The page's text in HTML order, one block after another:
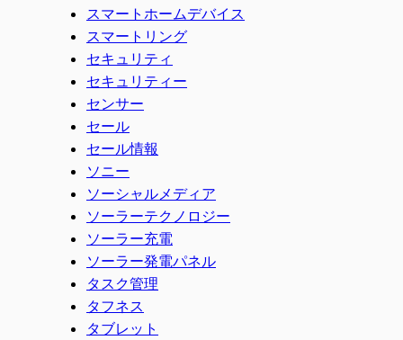
スマートホームデバイス
スマートリング
セキュリティ
セキュリティー
センサー
セール
セール情報
ソニー
ソーシャルメディア
ソーラーテクノロジー
ソーラー充電
ソーラー発電パネル
タスク管理
タフネス
タブレット